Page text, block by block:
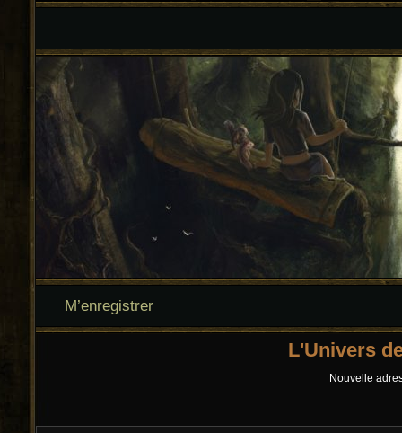
M’enregistrer
L'Univers
Nouvelle